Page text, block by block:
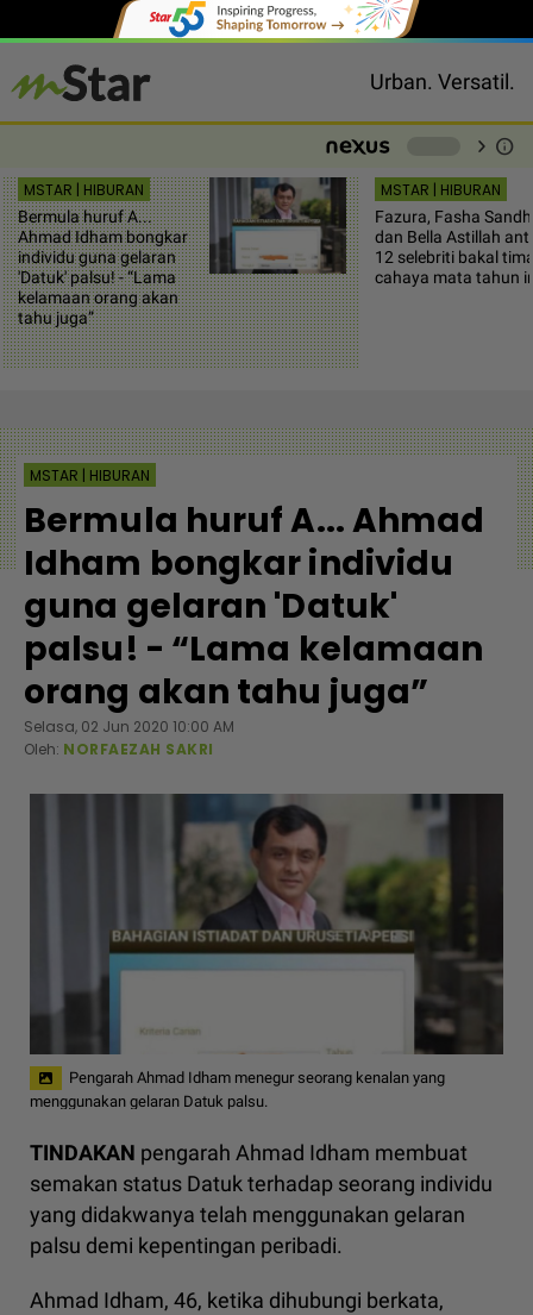
Urban. Versatil.
chevron_right info
MSTAR | HIBURAN
Bermula huruf A...
Ahmad Idham bongkar
individu guna gelaran
'Datuk' palsu! - “Lama
kelamaan orang akan
tahu juga”
MSTAR | HIBURAN
Fazura, Fasha
dan Bella Astillah
12 selebriti bakal
cahaya mata tahun
MSTAR | HIBURAN
Bermula huruf A... Ahmad
Idham bongkar individu
guna gelaran 'Datuk'
palsu! - “Lama kelamaan
orang akan tahu juga”
Selasa, 02 Jun 2020 10:00 AM
Oleh: NORFAEZAH SAKRI
Pengarah Ahmad Idham menegur seorang kenalan yang
menggunakan gelaran Datuk palsu.
TINDAKAN pengarah Ahmad Idham membuat
semakan status Datuk terhadap seorang individu
yang didakwanya telah menggunakan gelaran
palsu demi kepentingan peribadi.
Ahmad Idham, 46, ketika dihubungi berkata,